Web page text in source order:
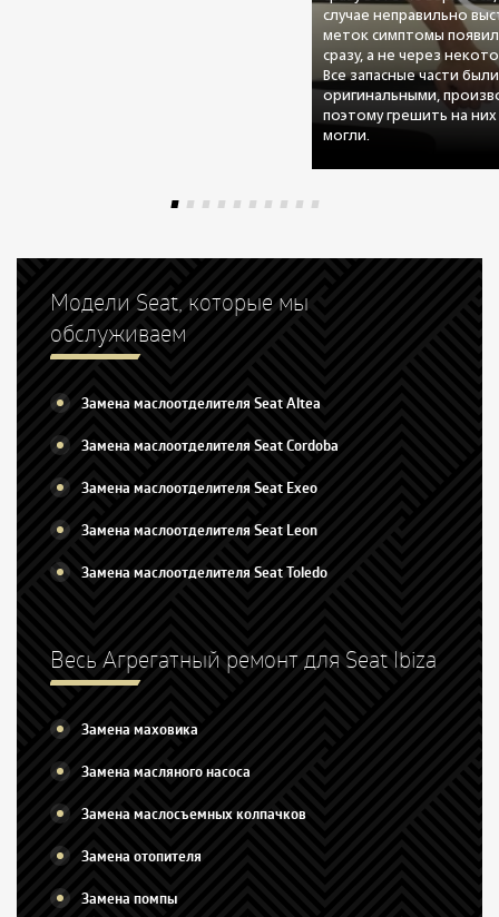
случае неправильно
меток симптомы
сразу, а не через
Все запасные части
оригинальными,
поэтому грешить на
могли.
Модели Seat, которые мы
обслуживаем
Замена маслоотделителя Seat Altea
Замена маслоотделителя Seat Cordoba
Замена маслоотделителя Seat Exeo
Замена маслоотделителя Seat Leon
Замена маслоотделителя Seat Toledo
Весь Агрегатный ремонт для Seat Ibiza
Замена маховика
Замена масляного насоса
Замена маслосъемных колпачков
Замена отопителя
Замена помпы